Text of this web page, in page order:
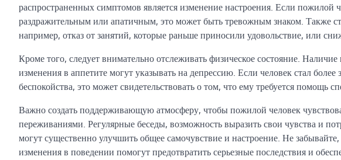
распространенных симптомов является изменение настроения. Если пожилой
раздражительным или апатичным, это может быть тревожным знаком. Также
например, отказ от занятий, которые раньше приносили удовольствие, или
Кроме того, следует внимательно отслеживать физическое состояние.
изменения в аппетите могут указывать на депрессию. Если человек стал
беспокойства, это может свидетельствовать о том, что ему требуется помощь
Важно создать поддерживающую атмосферу, чтобы пожилой человек
переживаниями. Регулярные беседы, возможность выразить свои чувства и
могут существенно улучшить общее самочувствие и настроение. Не
изменения в поведении помогут предотвратить серьезные последствия и